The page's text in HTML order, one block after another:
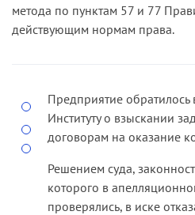
Отказывая в иске, суд
к выводу об отсутствии со
Апелляционный суд
посчитав, что в
1102, статьей 1105 ГК РФ
требовать возмещения
стоимости своих услуг
водоотведения,
метода по пунктам 57 и 77
действующим нормам права.
Предприятие обратилось
Институту о взыскании
договорам на оказание
Решением суда,
которого в
проверялись, в иске